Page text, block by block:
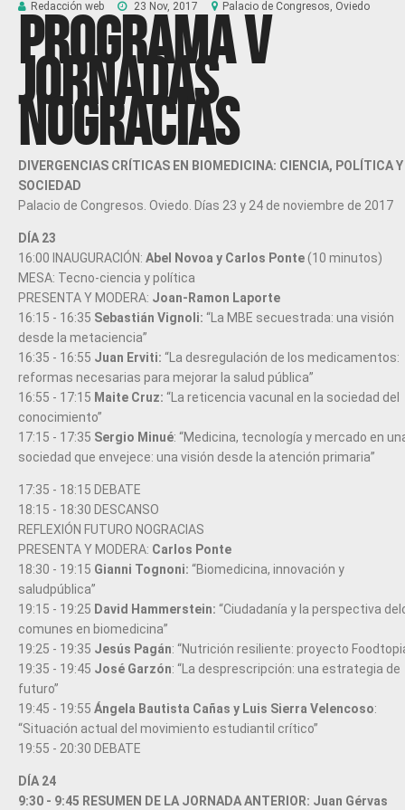
Redacción web 23 Nov, 2017 Palacio de Congresos, Oviedo
ProgramaV
JORNADAS
NOGRACIAS
DIVERGENCIAS CRÍTICAS EN BIOMEDICINA: CIENCIA, POLÍTICA Y
SOCIEDAD
Palacio de Congresos. Oviedo. Días 23 y 24 de noviembre de 2017
DÍA 23
16:00 INAUGURACIÓN: Abel Novoa y Carlos Ponte(10 minutos)
MESA: Tecno-ciencia y política
PRESENTA Y MODERA: Joan-Ramon Laporte
16:15 - 16:35 Sebastián Vignoli: “La MBE secuestrada: una visión
desde la metaciencia”
16:35 - 16:55 Juan Erviti: “La desregulación de los medicamentos:
reformas necesarias para mejorar la salud pública”
16:55 - 17:15 Maite Cruz: “La reticencia vacunal en la sociedad del
conocimiento”
17:15 - 17:35 Sergio Minué: “Medicina, tecnología y mercado en
sociedad que envejece: una visión desde la atención primaria”
17:35 - 18:15 DEBATE
18:15 - 18:30 DESCANSO
REFLEXIÓN FUTURO NOGRACIAS
PRESENTA Y MODERA: Carlos Ponte
18:30 - 19:15 Gianni Tognoni: “Biomedicina, innovación y
saludpública”
19:15 - 19:25 David Hammerstein: “Ciudadanía y la perspectiva
comunes en biomedicina”
19:25 - 19:35 Jesús Pagán: “Nutrición resiliente: proyecto
19:35 - 19:45 José Garzón: “La desprescripción: una estrategia de
futuro”
19:45 - 19:55 Ángela Bautista Cañas y Luis Sierra Velencoso:
“Situación actual del movimiento estudiantil crítico”
19:55 - 20:30 DEBATE
DÍA 24
9:30 - 9:45 RESUMEN DE LA JORNADA ANTERIOR: Juan Gérvas